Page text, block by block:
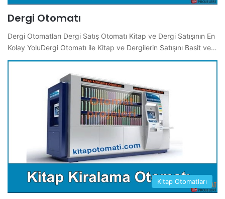
Dergi Otomatı
Dergi Otomatları Dergi Satış Otomatı Kitap ve Dergi Satışının En
Kolay YoluDergi Otomatı ile Kitap ve Dergilerin Satışını Basit ve…
Kitap Otomatları